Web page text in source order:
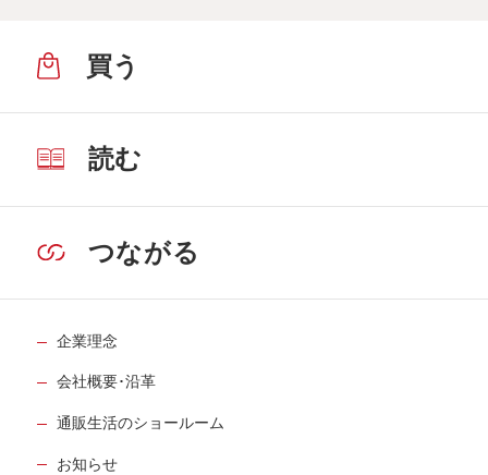
買う
読む
つながる
企業理念
会社概要･沿革
通販生活のショールーム
お知らせ